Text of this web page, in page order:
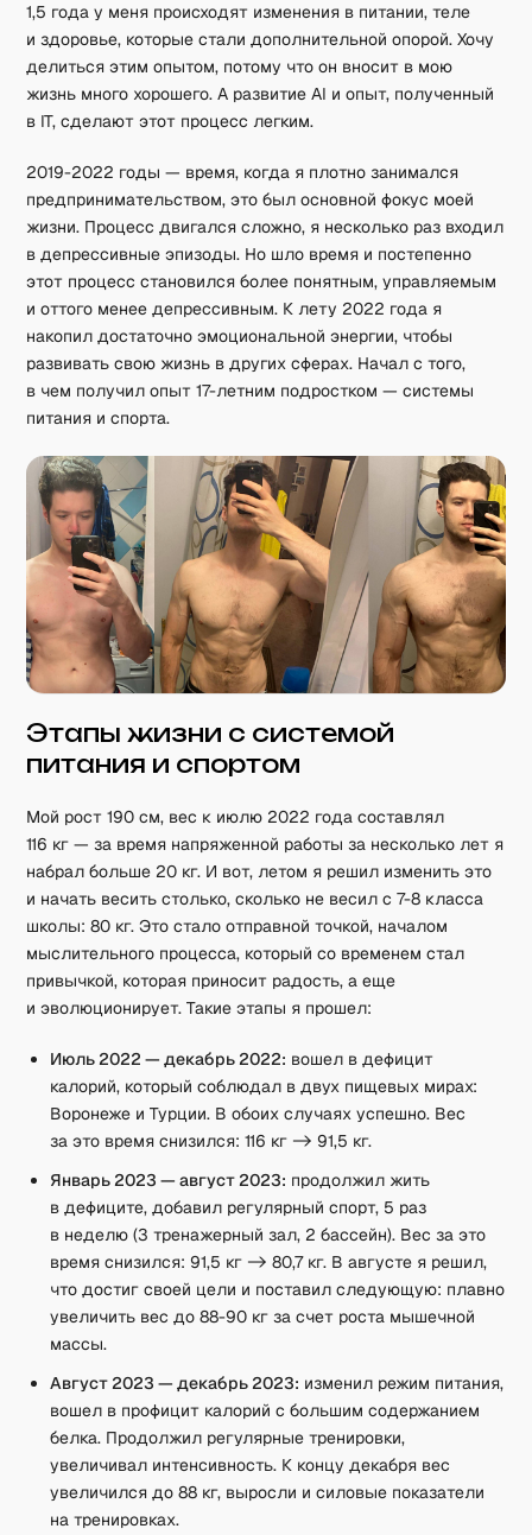
1,5 года у меня происходят изменения в питании, теле
и здоровье, которые стали дополнительной опорой. Хочу
делиться этим опытом, потому что он вносит в мою
жизнь много хорошего. А развитие AI и опыт, полученный
в IT, сделают этот процесс легким.
2019-2022 годы — время, когда я плотно занимался
предпринимательством, это был основной фокус моей
жизни. Процесс двигался сложно, я несколько раз входил
в депрессивные эпизоды. Но шло время и постепенно
этот процесс становился более понятным, управляемым
и оттого менее депрессивным. К лету 2022 года я
накопил достаточно эмоциональной энергии, чтобы
развивать свою жизнь в других сферах. Начал с того,
в чем получил опыт 17-летним подростком — системы
питания и спорта.
Этапы жизни с системой
питания и спортом
Мой рост 190 см, вес к июлю 2022 года составлял
116 кг — за время напряженной работы за несколько лет я
набрал больше 20 кг. И вот, летом я решил изменить это
и начать весить столько, сколько не весил с 7-8 класса
школы: 80 кг. Это стало отправной точкой, началом
мыслительного процесса, который со временем стал
привычкой, которая приносит радость, а еще
и эволюционирует. Такие этапы я прошел:
Июль 2022 — декабрь 2022: вошел в дефицит
калорий, который соблюдал в двух пищевых мирах:
Воронеже и Турции. В обоих случаях успешно. Вес
за это время снизился: 116 кг -> 91,5 кг.
Январь 2023 — август 2023: продолжил жить
в дефиците, добавил регулярный спорт, 5 раз
в неделю (3 тренажерный зал, 2 бассейн). Вес за это
время снизился: 91,5 кг -> 80,7 кг. В августе я решил,
что достиг своей цели и поставил следующую: плавно
увеличить вес до 88-90 кг за счет роста мышечной
массы.
Август 2023 — декабрь 2023: изменил режим питания,
вошел в профицит калорий с большим содержанием
белка. Продолжил регулярные тренировки,
увеличивал интенсивность. К концу декабря вес
увеличился до 88 кг, выросли и силовые показатели
на тренировках.